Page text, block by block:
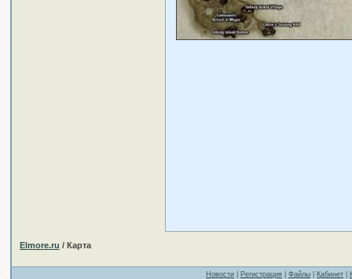
Elmore.ru / Карта
Новости Регистрация Файлы Кабинет